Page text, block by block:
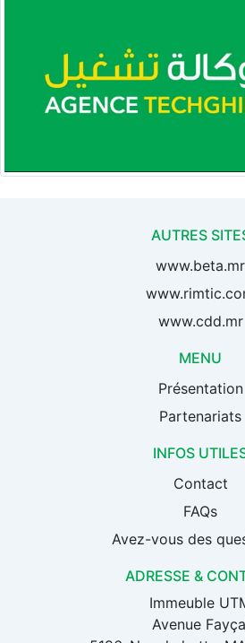
AUTRES
www.beta.mr
www.cdd.mr
MENU
Présentation
Partenariats
INFOS
Contact
FAQs
Avez-vous des
ADRESSE &
Immeuble
Avenue